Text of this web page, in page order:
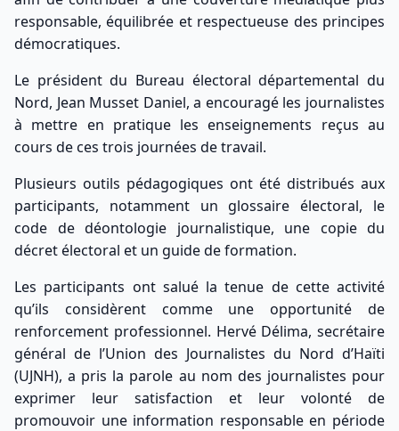
responsable, équilibrée et respectueuse des principes
démocratiques.
Le président du Bureau électoral départemental du
Nord, Jean Musset Daniel, a encouragé les journalistes
à mettre en pratique les enseignements reçus au
cours de ces trois journées de travail.
Plusieurs outils pédagogiques ont été distribués aux
participants, notamment un glossaire électoral, le
code de déontologie journalistique, une copie du
décret électoral et un guide de formation.
Les participants ont salué la tenue de cette activité
qu’ils considèrent comme une opportunité de
renforcement professionnel. Hervé Délima, secrétaire
général de l’Union des Journalistes du Nord d’Haïti
(UJNH), a pris la parole au nom des journalistes pour
exprimer leur satisfaction et leur volonté de
promouvoir une information responsable en période